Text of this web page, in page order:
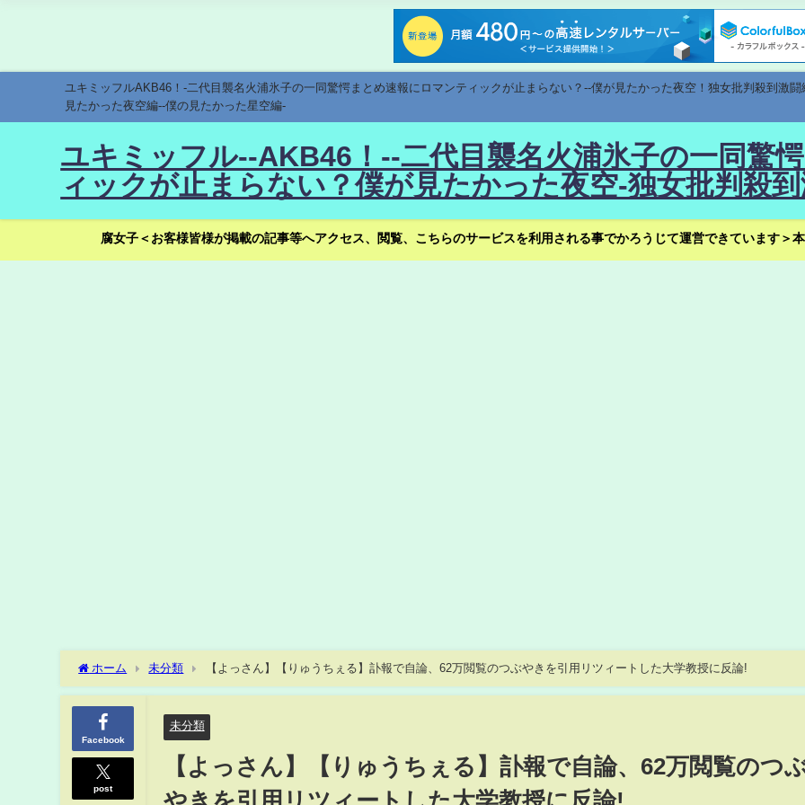
ユキミッフルAKB46！-二代目襲名火浦氷子の一同驚愕まとめ速報にロマンティックが止まらない？--僕が見たかった夜空！独女批判殺到激
見たかった夜空編--僕の見たかった星空編-
ユキミッフル--AKB46！--二代目襲名火浦氷子の一同驚
ィックが止まらない？僕が見たかった夜空-独女批判殺
腐女子＜お客様皆様が掲載の記事等へアクセス、閲覧、こちらのサービスを利用される事でかろうじて運営できています＞
ホーム 未分類 【よっさん】【りゅうちぇる】訃報で自論、62万閲覧のつぶやきを引用リツィートした大学教授に反論!
Facebook
post
未分類
【よっさん】【りゅうちぇる】訃報で自論、62万閲覧のつ
やきを引用リツィートした大学教授に反論!